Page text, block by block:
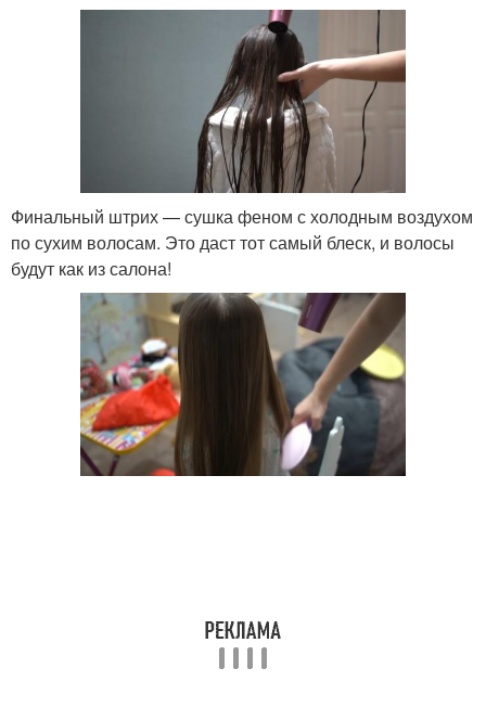
Финальный штрих — сушка феном с холодным воздухом
по сухим волосам. Это даст тот самый блеск, и волосы
будут как из салона!